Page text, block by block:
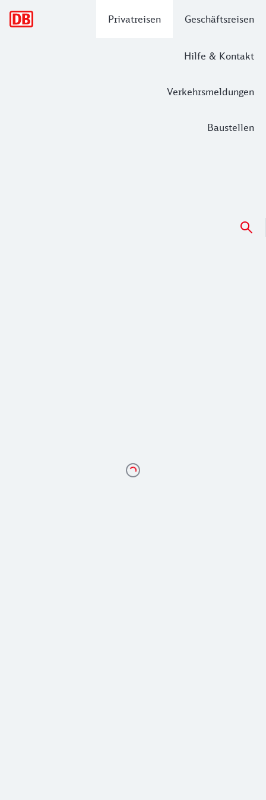
Privatreisen Geschäftsreisen
Hilfe & Kontakt
Verkehrsmeldungen
Baustellen